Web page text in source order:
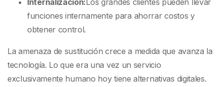
Internalización:Los grandes clientes pueden llevar
funciones internamente para ahorrar costos y
obtener control.
La amenaza de sustitución crece a medida que avanza la
tecnología. Lo que era una vez un servicio
exclusivamente humano hoy tiene alternativas digitales.